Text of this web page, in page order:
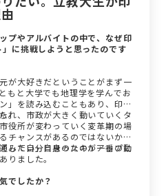
プやアルバイトの中で、なぜ印
に挑戦しようと思ったのです
が大好きだということがまず一
もと大学でも地理学を学んでお
」を読み込むこともあり、印西
。
れ、市政が大きく動いていくタ
役所が変わっていく変革期の場
チャンスがあるのではないか」
みたい」と思ったのが一番の動
して自分自身のスキルアップに
りました。
でしたか？